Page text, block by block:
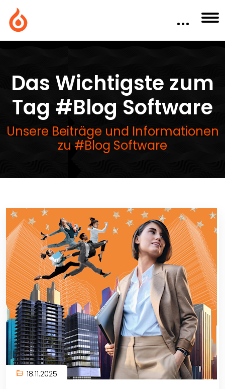
Das Wichtigste zum
Tag #Blog Software
Unsere Beiträge und Informationen
zu #Blog Software
18.11.2025